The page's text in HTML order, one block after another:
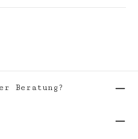
Beratung?